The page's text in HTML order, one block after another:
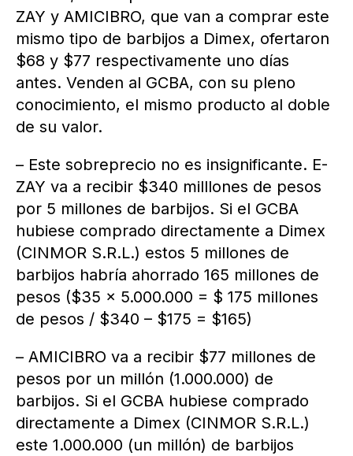
ZAY y AMICIBRO, que van a comprar este
mismo tipo de barbijos a Dimex, ofertaron
$68 y $77 respectivamente uno días
antes. Venden al GCBA, con su pleno
conocimiento, el mismo producto al doble
de su valor.
– Este sobreprecio no es insignificante. E-
ZAY va a recibir $340 milllones de pesos
por 5 millones de barbijos. Si el GCBA
hubiese comprado directamente a Dimex
(CINMOR S.R.L.) estos 5 millones de
barbijos habría ahorrado 165 millones de
pesos ($35 x 5.000.000 = $ 175 millones
de pesos / $340 – $175 = $165)
– AMICIBRO va a recibir $77 millones de
pesos por un millón (1.000.000) de
barbijos. Si el GCBA hubiese comprado
directamente a Dimex (CINMOR S.R.L.)
este 1.000.000 (un millón) de barbijos